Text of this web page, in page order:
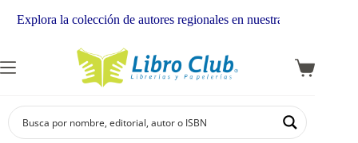
la colección de autores regionales en nuestra librería